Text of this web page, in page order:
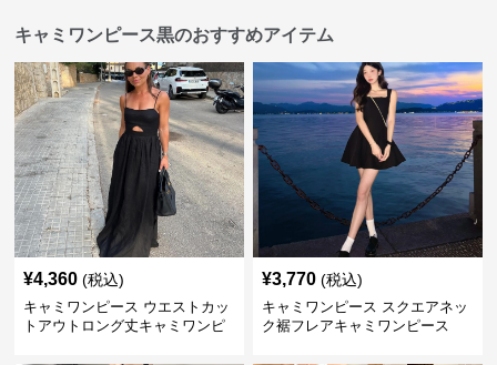
キャミワンピース黒のおすすめアイテム
¥4,360 (税込)
キャミワンピース ウエストカッ
トアウトロング丈キャミワンピ
¥3,770 (税込)
キャミワンピース スクエアネッ
ク裾フレアキャミワンピース